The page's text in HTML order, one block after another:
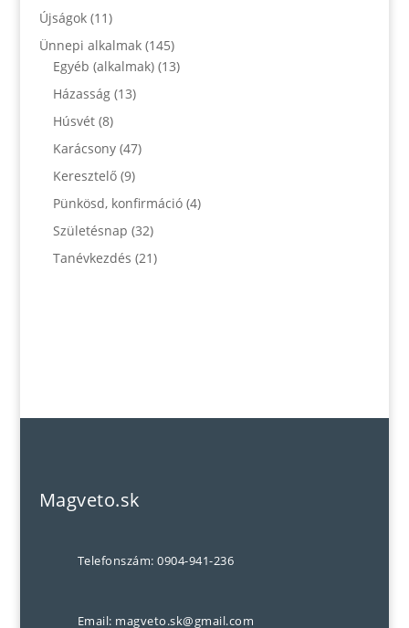
Újságok (11)
Ünnepi alkalmak (145)
Egyéb (alkalmak) (13)
Házasság (13)
Húsvét (8)
Karácsony (47)
Keresztelő (9)
Pünkösd, konfirmáció (4)
Születésnap (32)
Tanévkezdés (21)
Magveto.sk
Telefonszám: 0904-941-236
Email: magveto.sk@gmail.com